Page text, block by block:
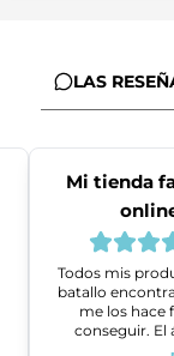
LAS
Mi tienda
Todos mis
batallo
me los hace
conseguir. El
ventas es